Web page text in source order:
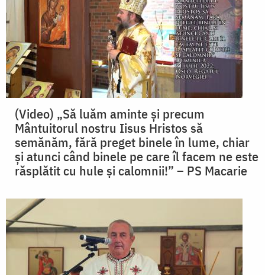
(Video) „Să luăm aminte și precum
Mântuitorul nostru Iisus Hristos să
semănăm, fără preget binele în lume, chiar
și atunci când binele pe care îl facem ne este
răsplătit cu hule și calomnii!” – PS Macarie